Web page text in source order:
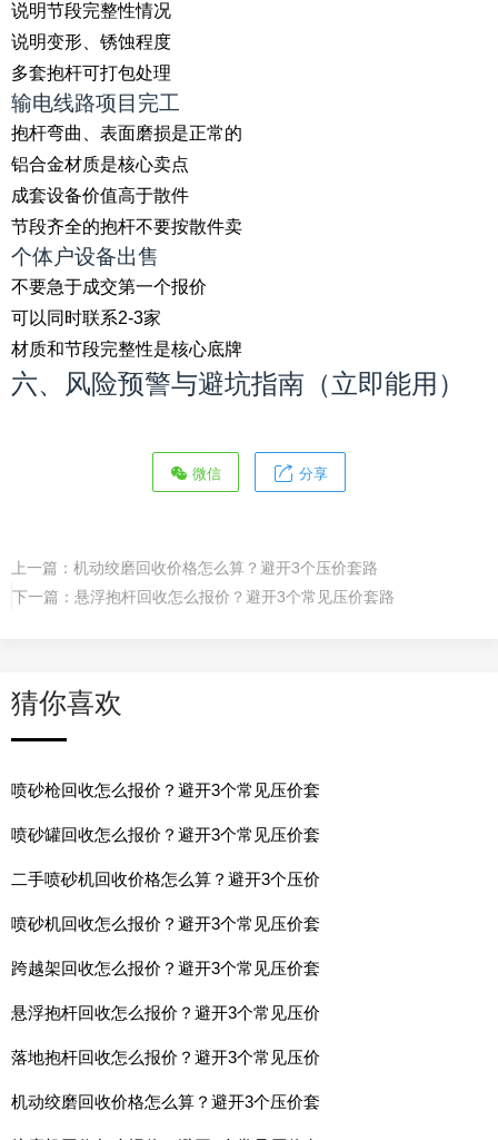
说明节段完整性情况
说明变形、锈蚀程度
多套抱杆可打包处理
输电线路项目完工
抱杆弯曲、表面磨损是正常的
铝合金材质是核心卖点
成套设备价值高于散件
节段齐全的抱杆不要按散件卖
个体户设备出售
不要急于成交第一个报价
可以同时联系2-3家
材质和节段完整性是核心底牌
六、风险预警与避坑指南（立即能用）
微信 分享
上一篇： 机动绞磨回收价格怎么算？避开3个压价套路
下一篇： 悬浮抱杆回收怎么报价？避开3个常见压价套路
猜你喜欢
喷砂枪回收怎么报价？避开3个常见压价套
喷砂罐回收怎么报价？避开3个常见压价套
二手喷砂机回收价格怎么算？避开3个压价
喷砂机回收怎么报价？避开3个常见压价套
跨越架回收怎么报价？避开3个常见压价套
悬浮抱杆回收怎么报价？避开3个常见压价
落地抱杆回收怎么报价？避开3个常见压价
机动绞磨回收价格怎么算？避开3个压价套